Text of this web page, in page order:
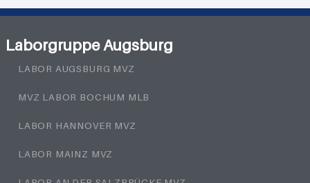
Laborgruppe Augsburg
LABOR AUGSBURG MVZ
MVZ LABOR BOCHUM MLB
LABOR HANNOVER MVZ
LABOR MAINZ MVZ